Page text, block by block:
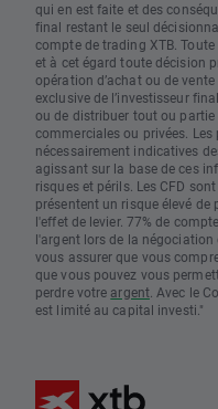
qui en est faite et des
final restant le seul
compte de trading XTB.
et à cet égard toute décision
opération d’achat ou de vente
exclusive de l’investisseur
ou de distribuer tout ou
commerciales ou privées.
nécessairement indicatives
agissant sur la base de ces
risques et périls. Les CFD
présentent un risque élevé
l'effet de levier. 77% de
l'argent lors de la négociation
vous assurer que vous
que vous pouvez vous
perdre votre argent. Avec le
est limité au capital investi."